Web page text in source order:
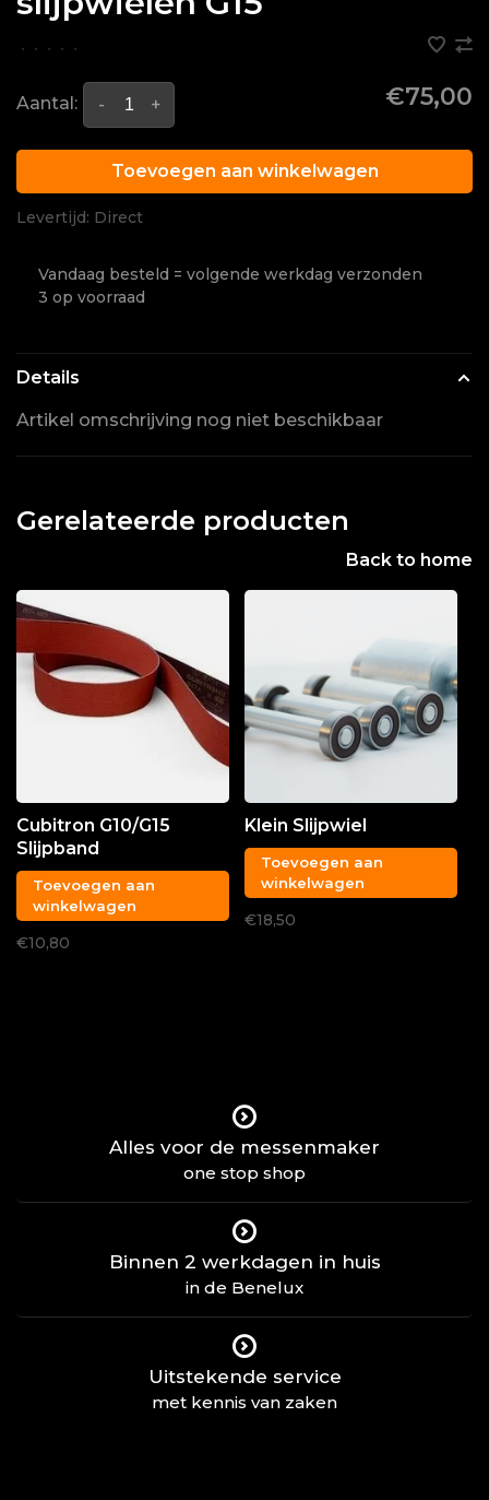
• • • • •
Aantal: +
- €75,00
Toevoegen aan winkelwagen
Levertijd: Direct
Vandaag besteld = volgende werkdag verzonden
3 op voorraad
Details
Artikel omschrijving nog niet beschikbaar
Gerelateerde producten
Back to home
Cubitron G10/G15
Slijpband
Toevoegen aan
winkelwagen
€10,80
Klein Slijpwiel
Toevoegen aan
winkelwagen
€18,50
Alles voor de messenmaker
one stop shop
Binnen 2 werkdagen in huis
in de Benelux
Uitstekende service
met kennis van zaken